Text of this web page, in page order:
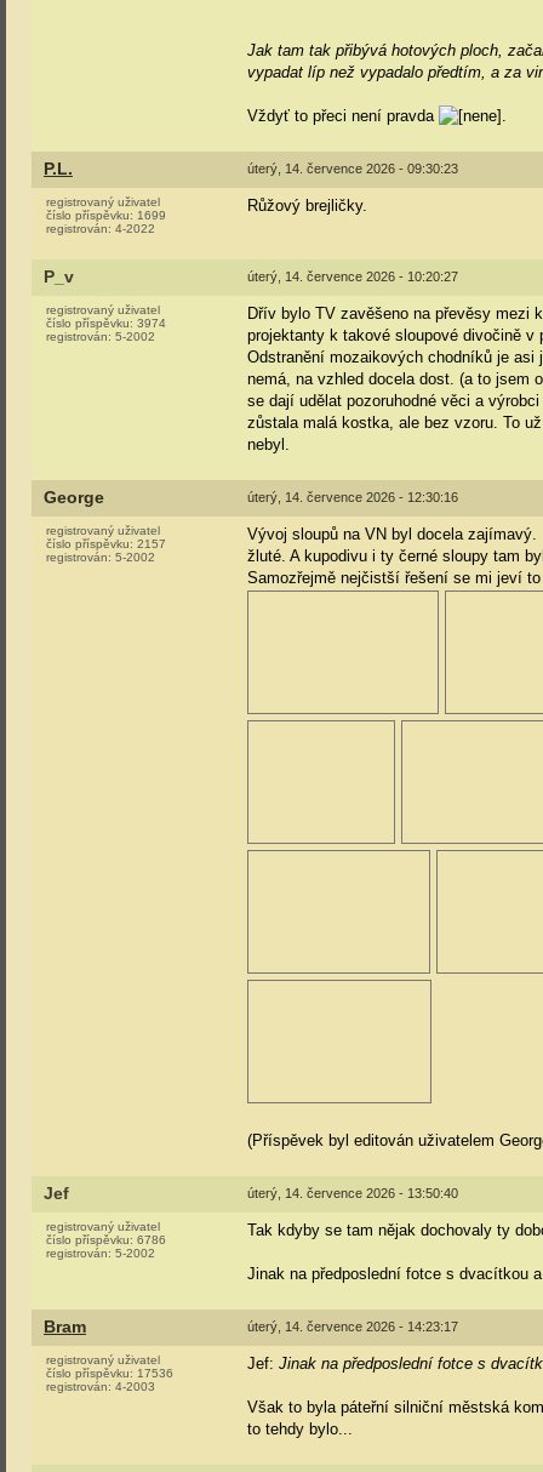
Jak tam tak přibývá hotových ploch,
vypadat líp než vypadalo předtím, a za
Vždyť to přeci není pravda .
P.L. úterý, 14. července 2026 - 09:30:23
registrovaný uživatel
číslo příspěvku: 1699
registrován: 4-2022
Růžový brejličky.
P_v úterý, 14. července 2026 - 10:20:27
registrovaný uživatel
číslo příspěvku: 3974
registrován: 5-2002
Dřív bylo TV zavěšeno na převěsy mezi
projektanty k takové sloupové divočině v
Odstranění mozaikových chodníků je
nemá, na vzhled docela dost. (a to jsem
se dají udělat pozoruhodné věci a
zůstala malá kostka, ale bez vzoru. To
nebyl.
George úterý, 14. července 2026 - 12:30:16
registrovaný uživatel
číslo příspěvku: 2157
registrován: 5-2002
Vývoj sloupů na VN byl docela
žluté. A kupodivu i ty černé sloupy tam
Samozřejmě nejčistší řešení se mi jeví
(Příspěvek byl editován uživatelem
Jef úterý, 14. července 2026 - 13:50:40
registrovaný uživatel
číslo příspěvku: 6786
registrován: 5-2002
Tak kdyby se tam nějak dochovaly ty
Jinak na předposlední fotce s dvacítkou
Bram úterý, 14. července 2026 - 14:23:17
registrovaný uživatel
číslo příspěvku: 17536
registrován: 4-2003
Jef: Jinak na předposlední fotce s
Však to byla páteřní silniční městská
to tehdy bylo...